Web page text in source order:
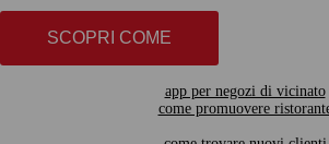
SCOPRI COME
app per negozi di vicinato
come promuovere